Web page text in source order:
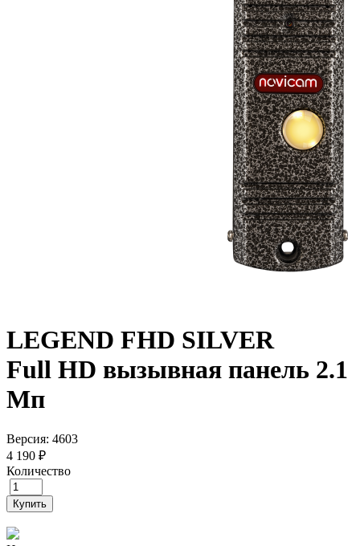
LEGEND FHD SILVER
Full HD вызывная панель 2.1
Мп
Версия: 4603
4 190 ₽
Количество
Купить